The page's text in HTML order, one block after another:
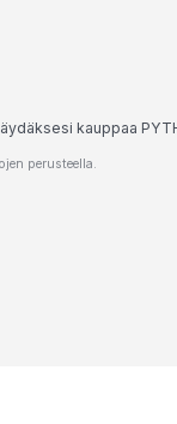
kauppaa
perusteella.